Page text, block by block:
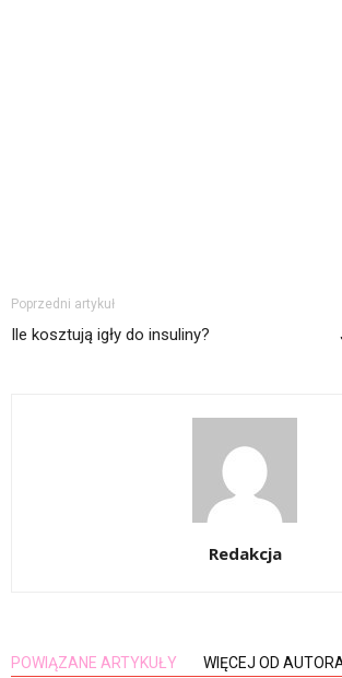
Poprzedni artykuł
Ile kosztują igły do insuliny?
Redakcja
POWIĄZANE ARTYKUŁY WIĘCEJ OD